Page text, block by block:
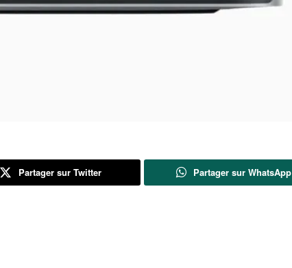
Partager sur Twitter Partager sur WhatsApp